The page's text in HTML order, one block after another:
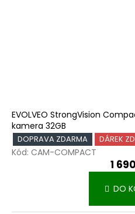
EVOLVEO StrongVision
kamera 32GB
DOPRAVA ZDARMA DÁREK
Kód: CAM-COMPACT
1
DO